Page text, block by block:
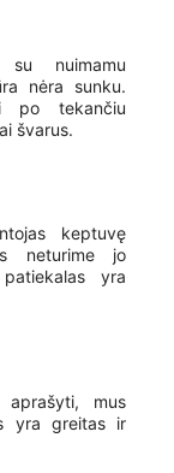
su nuimamu
nėra sunku.
po tekančiu
švarus.
keptuvę
neturime jo
yra
mus
yra greitas ir